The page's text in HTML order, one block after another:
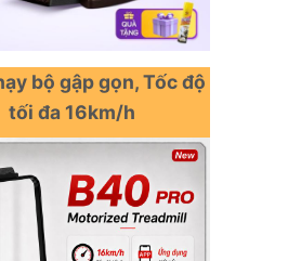
bộ gập gọn, Tốc độ
tối đa 16km/h